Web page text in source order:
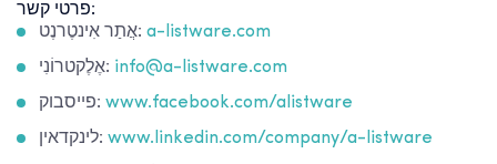
פרטי קשר:
אֲתַר אִינטֶרנֶט: a-listware.com
אֶלֶקטרוֹנִי: info@a-listware.com
פייסבוק: www.facebook.com/alistware
לינקדאין: www.linkedin.com/company/a-listware